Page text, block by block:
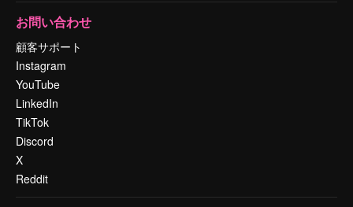
お問い合わせ
顧客サポート
Instagram
YouTube
LinkedIn
TikTok
Discord
X
Reddit